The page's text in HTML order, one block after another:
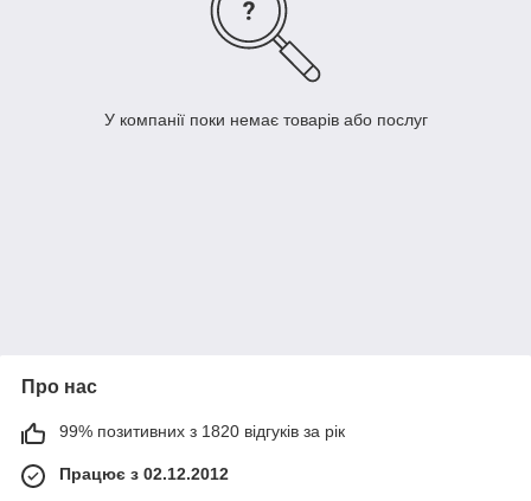
У компанії поки немає товарів або послуг
Про нас
99% позитивних з 1820 відгуків за рік
Працює з 02.12.2012